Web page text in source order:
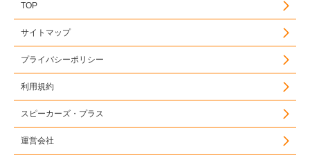
TOP
サイトマップ
プライバシーポリシー
利用規約
スピーカーズ・プラス
運営会社